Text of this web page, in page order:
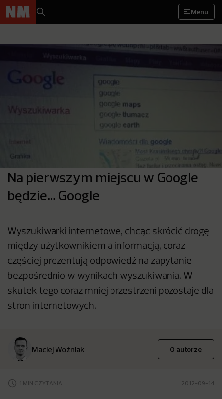
Menu
Na pierwszym miejscu w Google
będzie… Google
Wyszukiwarki internetowe, chcąc skrócić drogę
między użytkownikiem a informacją, coraz
częściej prezentują odpowiedź na zapytanie
bezpośrednio w wynikach wyszukiwania. W
skutek tego coraz mniej przestrzeni pozostaje dla
stron internetowych.
Maciej Woźniak O autorze
1 MIN CZYTANIA 2012-09-14